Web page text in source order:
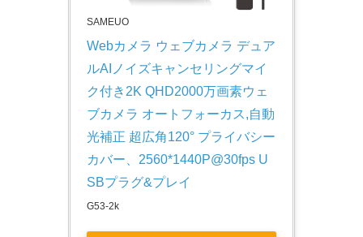
SAMEUO
Webカメラ ウェブカメラ デュア
ルAIノイズキャンセリングマイ
ク付き2K QHD2000万画素ウェ
ブカメラ オートフォーカス,自動
光補正 超広角120° プライバシー
カバー、2560*1440P@30fps U
SBプラグ&プレイ
G53-2k